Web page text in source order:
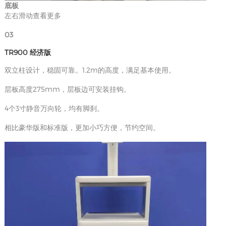
底板
左右滑动查看更多
03
TR900 经济版
双立柱设计，稳固可靠。1.2m的高度，满足基本使用。
层板高度275mm，层板边可安装挂钩。
4个3寸静音万向轮，均有脚刹。
相比豪华版和标准版，更加小巧方便，节约空间。